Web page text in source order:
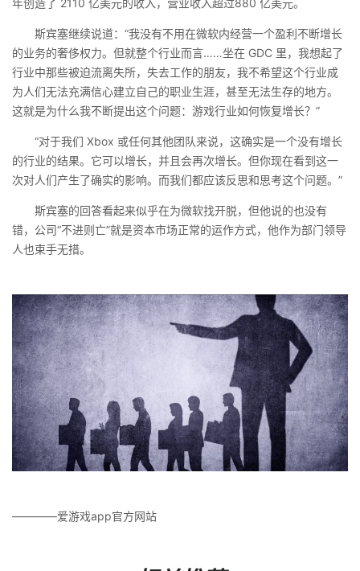
年创造了 2110 亿美元的收入，营业收入超过880 亿美元。
斯宾塞继续说道：“我没有不用在微软内经营一个盈利不断增长
的业务的奢侈权力。但就整个行业而言……坐在 GDC 里，我想起了
行业中那些被迫流离失所，失去工作的朋友，我不希望这个行业成
为人们无法充满信心建立自己的职业生涯，甚至无法生存的地方。
这就是为什么我不断提出这个问题：游戏行业如何恢复增长？”
“对于我们 Xbox 或任何其他团队来说，这确实是一个没有增长
的行业的结果。它可以增长，并且会再次增长。但你现在看到这一
次对人们产生了确实的影响。而我们都应该反思和思考这个问题。”
斯宾塞的回答看起来似乎在为微软找开脱，但他说的也没有
错，公司“不进则亡”就是资本市场正常的运作方式，他作为部门领导
人也束手无措。
————爱游戏app官方网站